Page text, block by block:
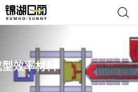
效率材料